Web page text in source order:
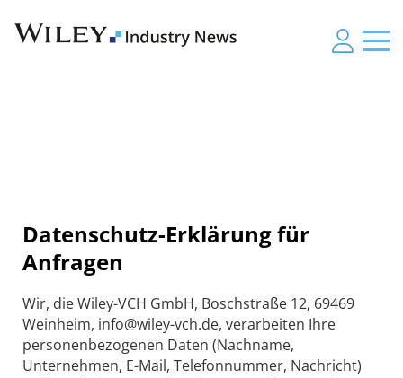
Datenschutz-Erklärung für
Anfragen
Wir, die Wiley-VCH GmbH, Boschstraße 12, 69469
Weinheim, info@wiley-vch.de, verarbeiten Ihre
personenbezogenen Daten (Nachname,
Unternehmen, E-Mail, Telefonnummer, Nachricht)